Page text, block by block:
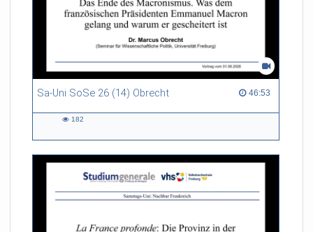
Sa-Uni SoSe 26 (14) Obrecht 46:53
46:53 duration
182